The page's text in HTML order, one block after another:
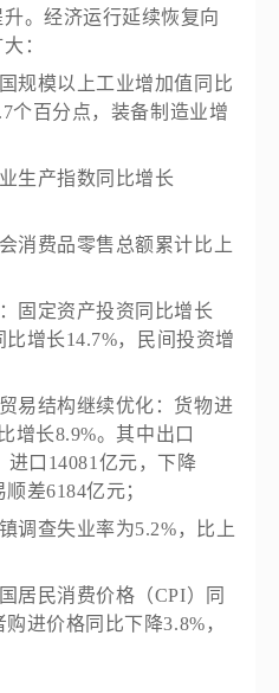
。经济运行延续恢复向
：
规模以上工业增加值同比
个百分点，装备制造业增
生产指数同比增长
消费品零售总额累计比上
固定资产投资同比增长
增长14.7%，民间投资增
易结构继续优化：货物进
增长8.9%。其中出口
进口14081亿元，下降
差6184亿元；
调查失业率为5.2%，比上
居民消费价格（CPI）同
进价格同比下降3.8%，